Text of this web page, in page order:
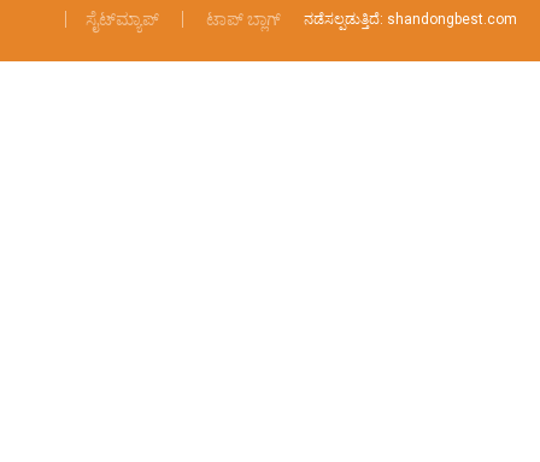
ಸೈಟ್‌ಮ್ಯಾಪ್
ಟಾಪ್ ಬ್ಲಾಗ್ ನಡೆಸಲ್ಪಡುತ್ತಿದೆ: shandongbest.com